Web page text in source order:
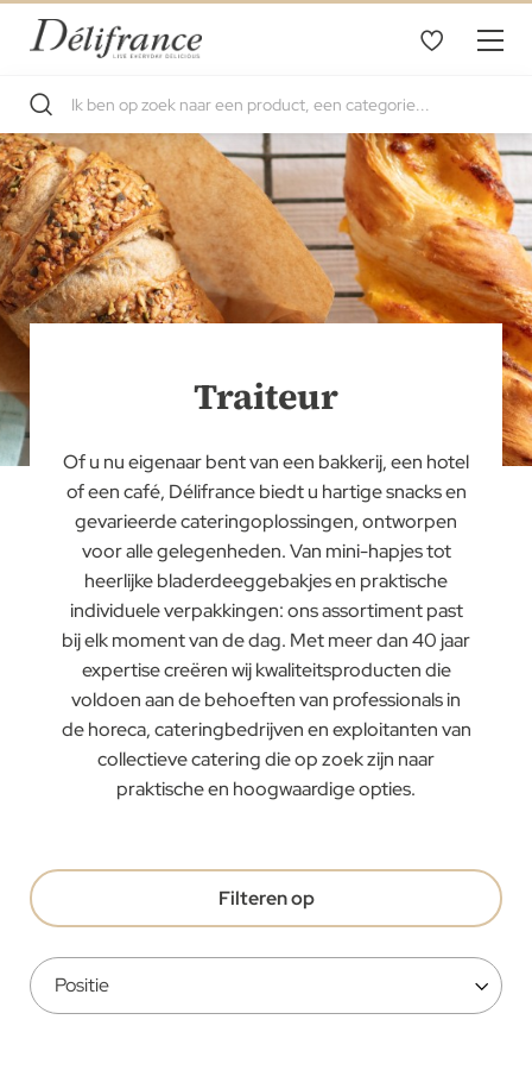
Traiteur
Of u nu eigenaar bent van een bakkerij, een hotel
of een café, Délifrance biedt u hartige snacks en
gevarieerde cateringoplossingen, ontworpen
voor alle gelegenheden. Van mini-hapjes tot
heerlijke bladerdeeggebakjes en praktische
individuele verpakkingen: ons assortiment past
bij elk moment van de dag. Met meer dan 40 jaar
expertise creëren wij kwaliteitsproducten die
voldoen aan de behoeften van professionals in
de horeca, cateringbedrijven en exploitanten van
collectieve catering die op zoek zijn naar
praktische en hoogwaardige opties.
Filteren op